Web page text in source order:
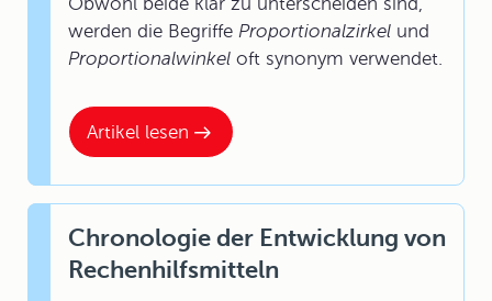
Artikel lesen
werden die Begriffe Proportionalzirkel und
Proportionalwinkel oft synonym verwendet.
Chronologie der Entwicklung von
Rechenhilfsmitteln